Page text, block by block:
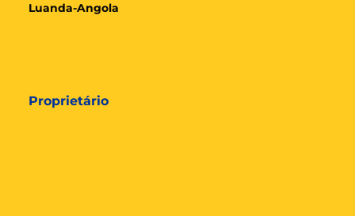
Luanda-Angola
Proprietário